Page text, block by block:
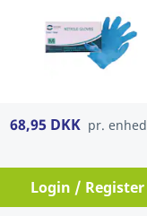
68,95 DKK pr. enhed
Login / Register